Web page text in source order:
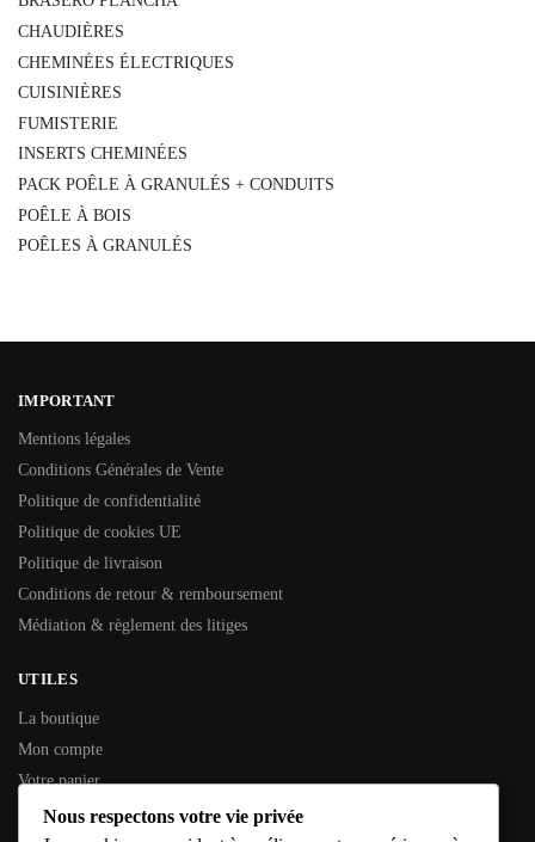
CHAUDIÈRES
CHEMINÉES ÉLECTRIQUES
CUISINIÈRES
FUMISTERIE
INSERTS CHEMINÉES
PACK POÊLE À GRANULÉS + CONDUITS
POÊLE À BOIS
POÊLES À GRANULÉS
IMPORTANT
Mentions légales
Conditions Générales de Vente
Politique de confidentialité
Politique de cookies UE
Politique de livraison
Conditions de retour & remboursement
Médiation & règlement des litiges
UTILES
La boutique
Mon compte
Votre panier
Contactez-nous
Nous respectons votre vie privée